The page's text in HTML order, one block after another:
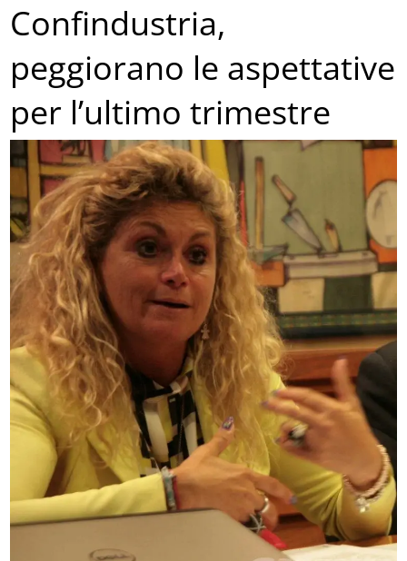
Confindustria,
peggiorano le aspettative
per l’ultimo trimestre